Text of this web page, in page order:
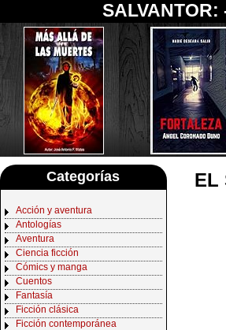
SALVANTOR:
Categorías
Acción y aventura
Antologías
Aventura
Ciencia ficción
Cómics y manga
Cuentos
Fantasía
Ficción clásica
Ficción contemporánea
EL